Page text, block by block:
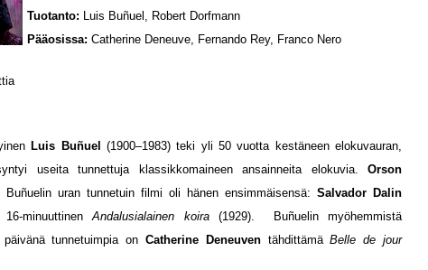
Tuotanto: Luis Buñuel, Robert Dorfmann
Pääosissa: Catherine Deneuve, Fernando Rey, Franco Nero
Luis Buñuel
(1900–1983) teki yli 50 vuotta kestäneen elokuvauran,
useita tunnettuja klassikkomaineen ansainneita elokuvia. Orson
Buñuelin uran tunnetuin filmi oli hänen ensimmäisensä: Salvador Dalin
16-minuuttinenAndalusialainen koira(1929). Buñuelin myöhemmistä
tunnetuimpia on Catherine DeneuventähdittämäBelle de jour